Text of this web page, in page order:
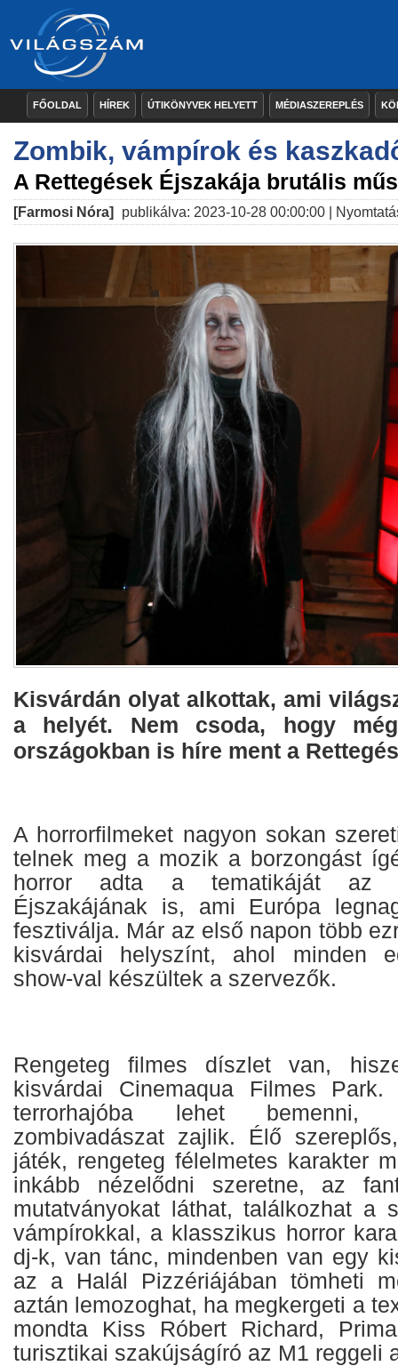
FŐOLDAL HÍREK ÚTIKÖNYVEK HELYETT MÉDIASZEREPLÉS
Zombik, vámpírok és
A Rettegések Éjszakája brutális
[Farmosi Nóra] publikálva: 2023-10-28 00:00:00 |
Kisvárdán olyat alkottak, ami
a helyét. Nem csoda, hogy
országokban is híre ment a
A horrorfilmeket nagyon sokan
telnek meg a mozik a borzongást
horror adta a tematikáját az
Éjszakájának is, ami Európa
fesztiválja. Már az első napon több
kisvárdai helyszínt, ahol minden
show-val készültek a szervezők.
Rengeteg filmes díszlet van,
kisvárdai Cinemaqua Filmes
terrorhajóba lehet bemenni,
zombivadászat zajlik. Élő
játék, rengeteg félelmetes karakter
inkább nézelődni szeretne, az
mutatványokat láthat, találkozhat a
vámpírokkal, a klasszikus horror
dj-k, van tánc, mindenben van egy
az a Halál Pizzériájában tömheti
aztán lemozoghat, ha megkergeti a
mondta Kiss Róbert Richard,
turisztikai szakújságíró az M1 reggeli